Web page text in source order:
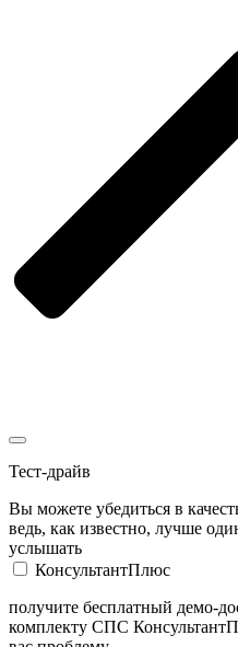
Тест-драйв
Вы можете убедиться в
ведь, как известно, лучше
услышать
КонсультантПлюс
получите бесплатный демо-
комплекту СПС